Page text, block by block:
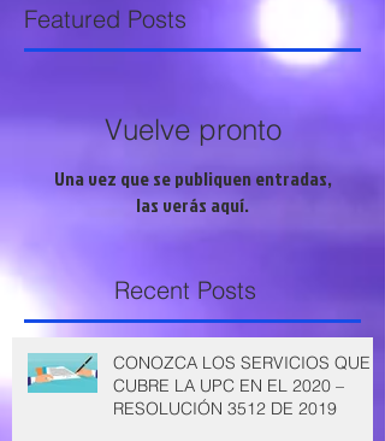
Featured Posts
Vuelve pronto
Una vez que se publiquen entradas,
las verás aquí.
Recent Posts
CONOZCA LOS SERVICIOS QUE
CUBRE LA UPC EN EL 2020 –
RESOLUCIÓN 3512 DE 2019